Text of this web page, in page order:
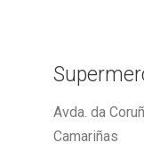
Avda. da
Camariñas